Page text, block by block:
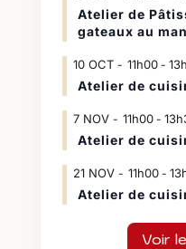
Atelier de
gateaux au
10 OCT 11h00-
Atelier de
7 NOV 11h00-
Atelier de
21 NOV 11h00-
Atelier de
Voir